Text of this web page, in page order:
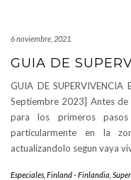
6 noviembre, 2021
GUIA DE
GUIA DE
Septiembre 2023] Antes de
para los primeros
particularmente en la
actualizandolo segun vaya
Especiales Finland - Finlandia